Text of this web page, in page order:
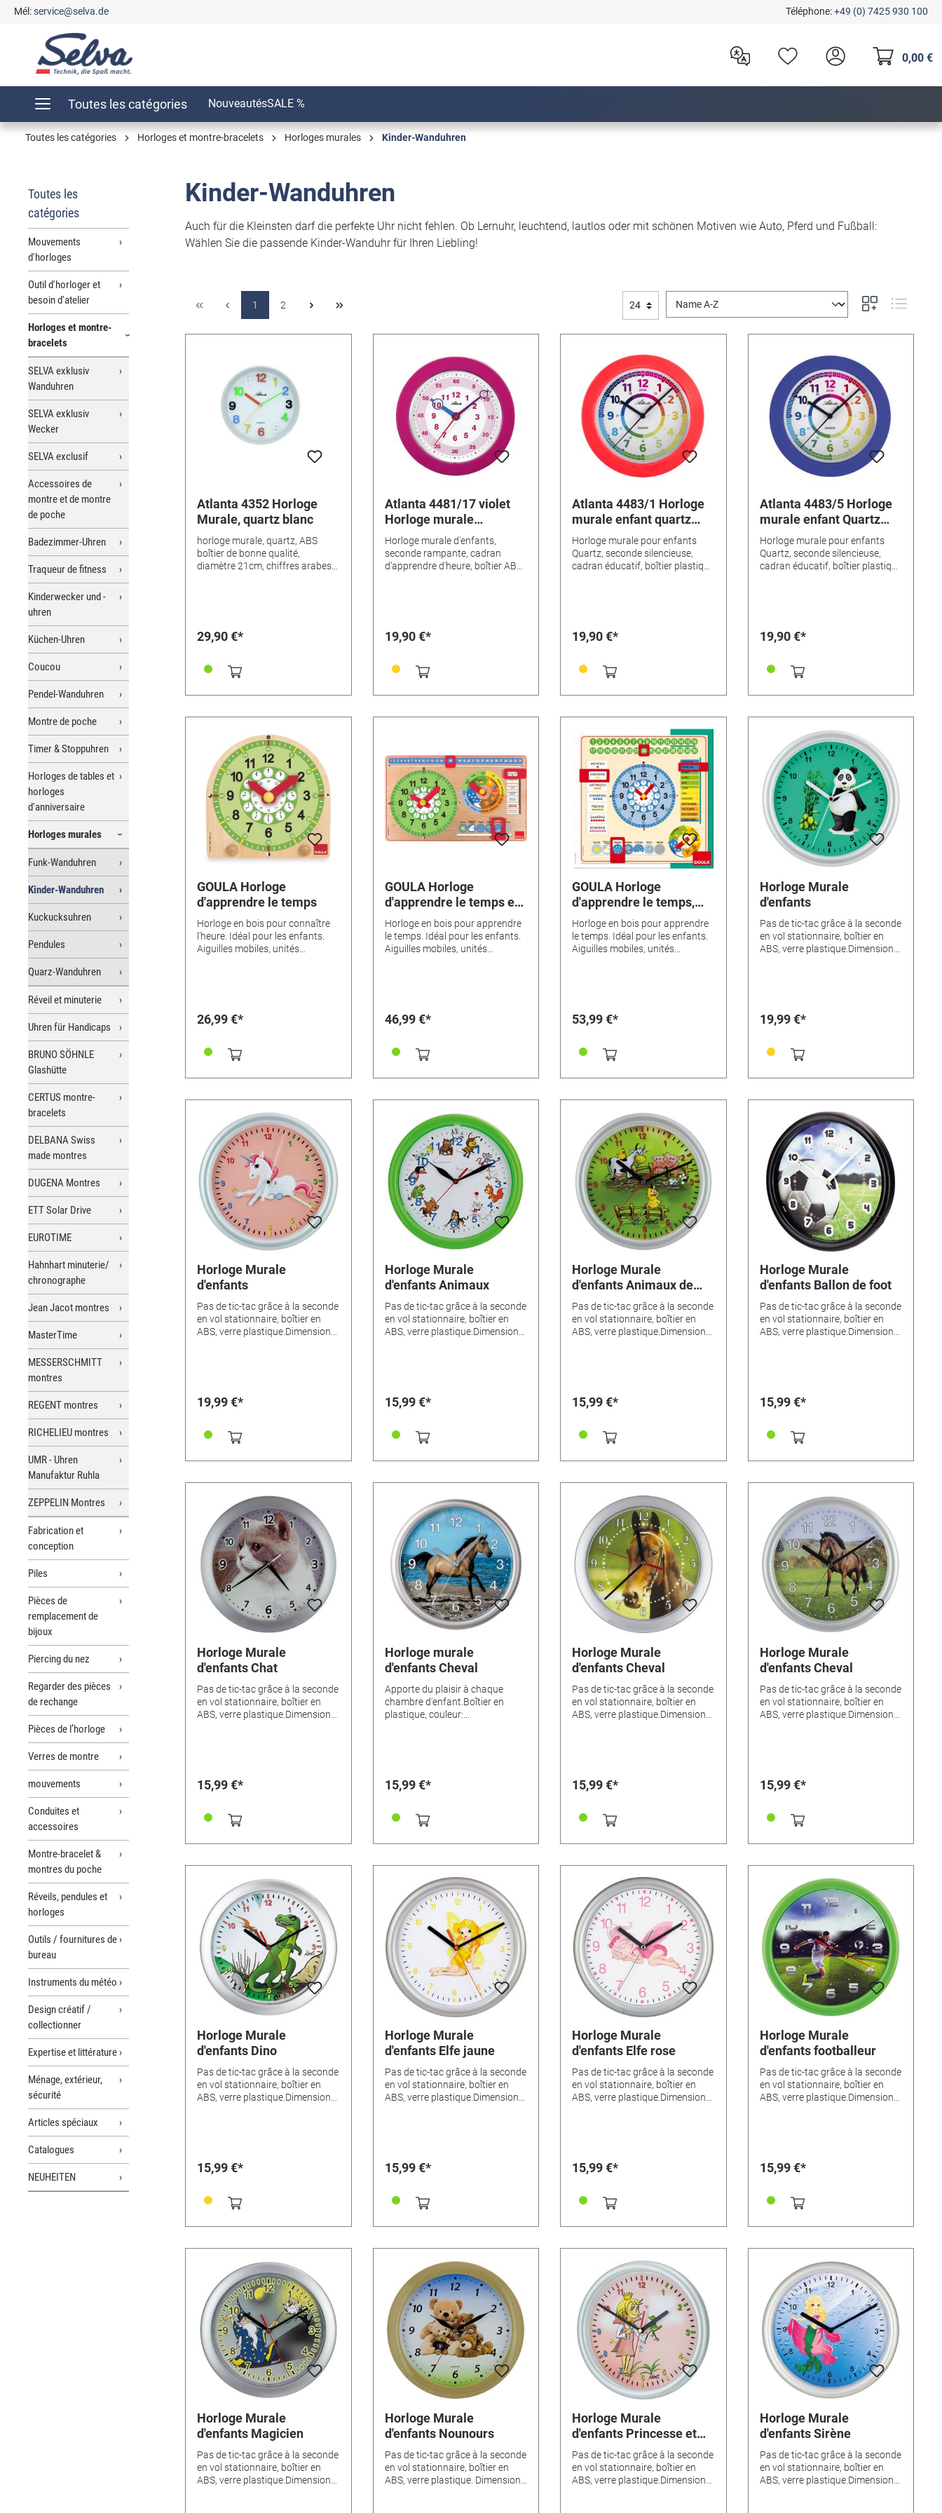
Passer à la navigation principale
Mél:service@selva.de Téléphone:+49 (0) 7425 930 100
0,00 €
Toutes les catégories NouveautésSALE %
Toutes les catégories Horloges et montre-bracelets Horloges murales Kinder-Wanduhren
Toutes les
catégories
Mouvements
d'horloges
Outil d'horloger et
besoin d'atelier
Horloges et montre-
bracelets
SELVA exklusiv
Wanduhren
SELVA exklusiv
Wecker
SELVA exclusif
Accessoires de
montre et de montre
de poche
Badezimmer-Uhren
Traqueur de fitness
Kinderwecker und -
uhren
Küchen-Uhren
Coucou
Pendel-Wanduhren
Montre de poche
Timer & Stoppuhren
Horloges de tables et
horloges
d'anniversaire
Horloges murales
Funk-Wanduhren
Kinder-Wanduhren
Kuckucksuhren
Pendules
Quarz-Wanduhren
Réveil et minuterie
Uhren für Handicaps
BRUNO SÖHNLE
Glashütte
CERTUS montre-
bracelets
DELBANA Swiss
made montres
DUGENA Montres
ETT Solar Drive
EUROTIME
Hahnhart minuterie/
chronographe
Jean Jacot montres
MasterTime
MESSERSCHMITT
montres
REGENT montres
RICHELIEU montres
UMR - Uhren
Manufaktur Ruhla
ZEPPELIN Montres
Fabrication et
conception
Piles
Pièces de
remplacement de
bijoux
Piercing du nez
Regarder des pièces
de rechange
Pièces de l’horloge
Verres de montre
mouvements
Conduites et
accessoires
Montre-bracelet &
montres du poche
Réveils, pendules et
horloges
Outils / fournitures de
bureau
Instruments du météo
Design créatif /
collectionner
Expertise et littérature
Ménage, extérieur,
sécurité
Articles spéciaux
Catalogues
NEUHEITEN
Kinder-Wanduhren
Auch für die Kleinsten darf die perfekte Uhr nicht fehlen. Ob Lernuhr, leuchtend, lautlos oder mit schönen Motiven wie Auto, Pferd und Fußball:
Wählen Sie die passende Kinder-Wanduhr für Ihren Liebling!
1 2
Atlanta 4352 Horloge
Murale, quartz blanc
horloge murale, quartz, ABS
boîtier de bonne qualité,
diamètre 21cm, chiffres arabes
29,90 €*
Atlanta 4481/17 violet
Horloge murale
d'enfants, quartz
Horloge murale d'enfants,
seconde rampante, cadran
d'apprendre d'heure, boîtier ABS
19,90 €*
Atlanta 4483/1 Horloge
murale enfant quartz
rouge
Horloge murale pour enfants
Quartz, seconde silencieuse,
cadran éducatif, boîtier plastique
19,90 €*
Atlanta 4483/5 Horloge
murale enfant Quartz
bleu
Horloge murale pour enfants
Quartz, seconde silencieuse,
cadran éducatif, boîtier plastique
19,90 €*
GOULA Horloge
d'apprendre le temps
Horloge en bois pour connaître
l'heure. Idéal pour les enfants.
Aiguilles mobiles, unités
26,99 €*
GOULA Horloge
d'apprendre le temps et
calendrier
Horloge en bois pour apprendre
le temps. Idéal pour les enfants.
Aiguilles mobiles, unités
46,99 €*
GOULA Horloge
d'apprendre le temps,
calendrier et semaine
Horloge en bois pour apprendre
le temps. Idéal pour les enfants.
Aiguilles mobiles, unités
53,99 €*
Horloge Murale
d'enfants
Pas de tic-tac grâce à la seconde
en vol stationnaire, boîtier en
ABS, verre plastique.Dimensions
19,99 €*
Horloge Murale
d'enfants
Pas de tic-tac grâce à la seconde
en vol stationnaire, boîtier en
ABS, verre plastique.Dimensions
19,99 €*
Horloge Murale
d'enfants Animaux
Pas de tic-tac grâce à la seconde
en vol stationnaire, boîtier en
ABS, verre plastique.Dimensions
346527• Elf jaune - 346528• Elf
346530• sirène - 346535• Cheval
sur le pré vert - 346536• Football
346533• Chat (Ø 29cm) - 346534
15,99 €*
Horloge Murale
d'enfants Animaux de
ferme
Pas de tic-tac grâce à la seconde
en vol stationnaire, boîtier en
ABS, verre plastique.Dimensions
346527• Elf jaune - 346528• Elf
346530• sirène - 346535• Cheval
sur le pré vert - 346536• Football
346533• Chat (Ø 29cm) - 346534
15,99 €*
Horloge Murale
d'enfants Ballon de foot
Pas de tic-tac grâce à la seconde
en vol stationnaire, boîtier en
ABS, verre plastique.Dimensions
346527• Elf jaune - 346528• Elf
346530• sirène - 346535• Cheval
sur le pré vert - 346536• Football
346533• Chat (Ø 29cm) - 346534
15,99 €*
Horloge Murale
d'enfants Chat
Pas de tic-tac grâce à la seconde
en vol stationnaire, boîtier en
ABS, verre plastique.Dimensions
346527• Elf jaune - 346528• Elf
346530• sirène - 346535• Cheval
sur le pré vert - 346536• Football
346533• Chat (Ø 29cm) - 346534
15,99 €*
Horloge murale
d'enfants Cheval
Apporte du plaisir à chaque
chambre d'enfant.Boîtier en
plastique, couleur:
15,99 €*
Horloge Murale
d'enfants Cheval
Pas de tic-tac grâce à la seconde
en vol stationnaire, boîtier en
ABS, verre plastique.Dimensions
346527• Elf jaune - 346528• Elf
346530• sirène - 346535• Cheval
sur le pré vert - 346536• Football
346533• Chat (Ø 29cm) - 346534
15,99 €*
Horloge Murale
d'enfants Cheval
Pas de tic-tac grâce à la seconde
en vol stationnaire, boîtier en
ABS, verre plastique.Dimensions
346527• Elf jaune - 346528• Elf
346530• sirène - 346535• Cheval
sur le pré vert - 346536• Football
346533• Chat (Ø 29cm) - 346534
15,99 €*
Horloge Murale
d'enfants Dino
Pas de tic-tac grâce à la seconde
en vol stationnaire, boîtier en
ABS, verre plastique.Dimensions
346527• Elf jaune - 346528• Elf
346530• sirène - 346535• Cheval
sur le pré vert - 346536• Football
346533• Chat (Ø 29cm) - 346534
15,99 €*
Horloge Murale
d'enfants Elfe jaune
Pas de tic-tac grâce à la seconde
en vol stationnaire, boîtier en
ABS, verre plastique.Dimensions
346527• Elf jaune - 346528• Elf
346530• sirène - 346535• Cheval
sur le pré vert - 346536• Football
346533• Chat (Ø 29cm) - 346534
15,99 €*
Horloge Murale
d'enfants Elfe rose
Pas de tic-tac grâce à la seconde
en vol stationnaire, boîtier en
ABS, verre plastique.Dimensions
346527• Elf jaune - 346528• Elf
346530• sirène - 346535• Cheval
sur le pré vert - 346536• Football
346533• Chat (Ø 29cm) - 346534
15,99 €*
Horloge Murale
d'enfants footballeur
Pas de tic-tac grâce à la seconde
en vol stationnaire, boîtier en
ABS, verre plastique.Dimensions
346527• Elf jaune - 346528• Elf
346530• sirène - 346535• Cheval
sur le pré vert - 346536• Football
346533• Chat (Ø 29cm) - 346534
15,99 €*
Horloge Murale
d'enfants Magicien
Pas de tic-tac grâce à la seconde
en vol stationnaire, boîtier en
ABS, verre plastique.Dimensions
Horloge Murale
d'enfants Nounours
Pas de tic-tac grâce à la seconde
en vol stationnaire, boîtier en
ABS, verre plastique. Dimensions
Horloge Murale
d'enfants Princesse et
grenouille
Pas de tic-tac grâce à la seconde
en vol stationnaire, boîtier en
ABS, verre plastique.Dimensions
Horloge Murale
d'enfants Sirène
Pas de tic-tac grâce à la seconde
en vol stationnaire, boîtier en
ABS, verre plastique.Dimensions